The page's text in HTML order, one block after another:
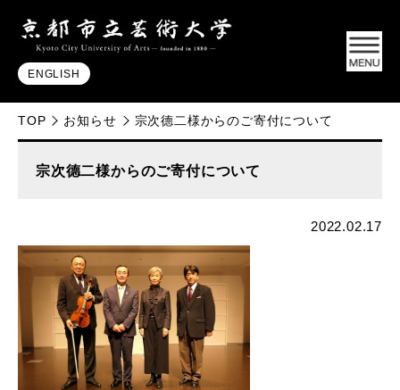
ENGLISH
TOP お知らせ 宗次德二様からのご寄付について
宗次德二様からのご寄付について
2022.02.17